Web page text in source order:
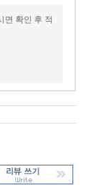
면 확인 후 적